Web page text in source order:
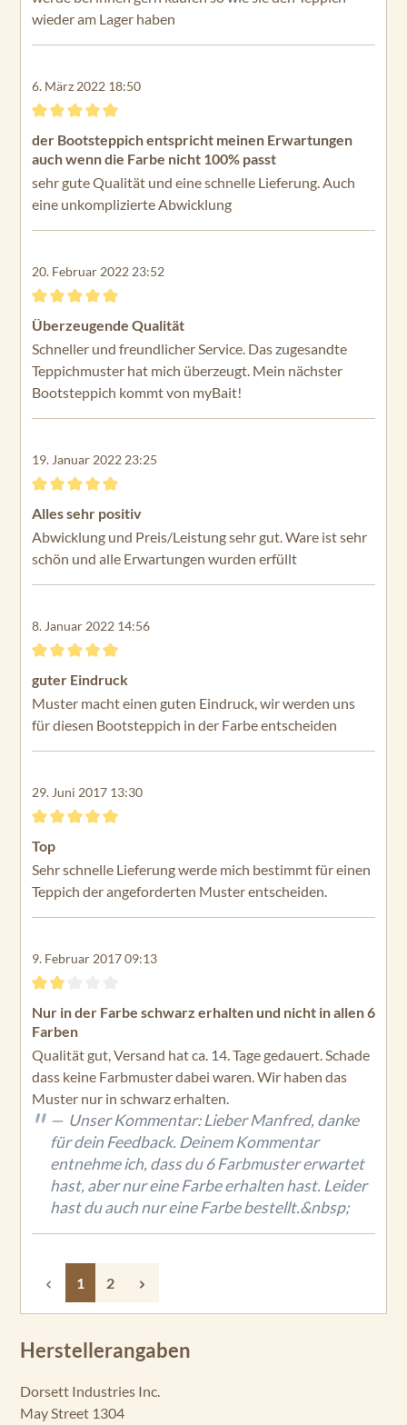
wieder am Lager haben
6. März 2022 18:50
Bewertung mit 5 von 5 Sternen
der Bootsteppich entspricht meinen Erwartungen
auch wenn die Farbe nicht 100% passt
sehr gute Qualität und eine schnelle Lieferung. Auch
eine unkomplizierte Abwicklung
20. Februar 2022 23:52
Bewertung mit 5 von 5 Sternen
Überzeugende Qualität
Schneller und freundlicher Service. Das zugesandte
Teppichmuster hat mich überzeugt. Mein nächster
Bootsteppich kommt von myBait!
19. Januar 2022 23:25
Bewertung mit 5 von 5 Sternen
Alles sehr positiv
Abwicklung und Preis/Leistung sehr gut. Ware ist sehr
schön und alle Erwartungen wurden erfüllt
8. Januar 2022 14:56
Bewertung mit 5 von 5 Sternen
guter Eindruck
Muster macht einen guten Eindruck, wir werden uns
für diesen Bootsteppich in der Farbe entscheiden
29. Juni 2017 13:30
Bewertung mit 5 von 5 Sternen
Top
Sehr schnelle Lieferung werde mich bestimmt für einen
Teppich der angeforderten Muster entscheiden.
9. Februar 2017 09:13
Bewertung mit 2 von 5 Sternen
Nur in der Farbe schwarz erhalten und nicht in allen 6
Farben
Qualität gut, Versand hat ca. 14. Tage gedauert. Schade
dass keine Farbmuster dabei waren. Wir haben das
Muster nur in schwarz erhalten.
Unser Kommentar: Lieber Manfred, danke
für dein Feedback. Deinem Kommentar
entnehme ich, dass du 6 Farbmuster erwartet
hast, aber nur eine Farbe erhalten hast. Leider
hast du auch nur eine Farbe bestellt.&nbsp;
Seite
1 Seite
2
Herstellerangaben
Dorsett Industries Inc.
May Street 1304